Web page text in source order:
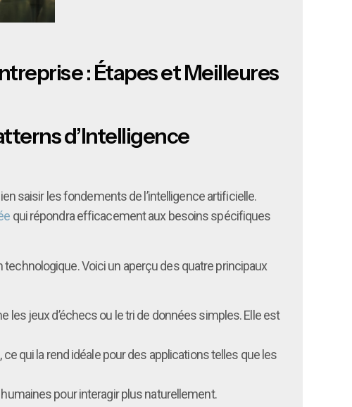
: Étapes et Meilleures
d’Intelligence
saisir les fondements de l’intelligence artificielle.
qui répondra efficacement aux besoins spécifiques
Voici un aperçu des quatre principaux
jeux d’échecs ou le tri de données simples. Elle est
qui la rend idéale pour des applications telles que les
pour interagir plus naturellement.